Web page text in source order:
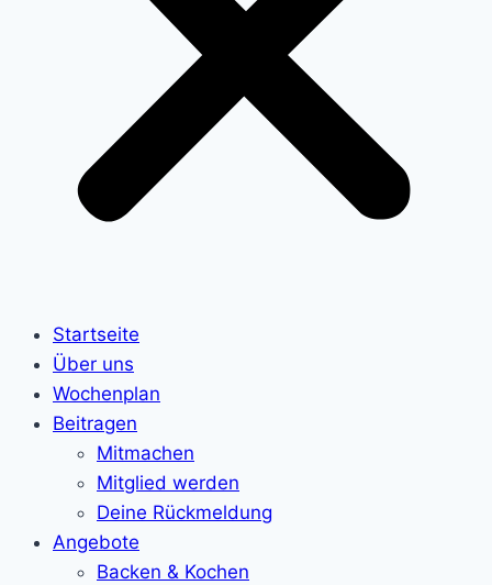
Startseite
Über uns
Wochenplan
Beitragen
Mitmachen
Mitglied werden
Deine Rückmeldung
Angebote
Backen & Kochen